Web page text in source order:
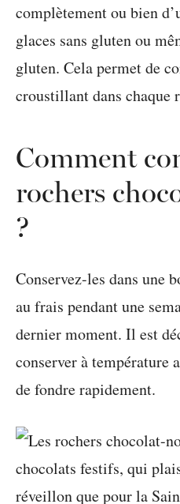
complètement ou bien
glaces sans gluten ou
gluten. Cela permet de
croustillant dans chaque
Comment
rochers
?
Conservez-les dans une
au frais pendant une
dernier moment. Il est
conserver à température
de fondre rapidement.